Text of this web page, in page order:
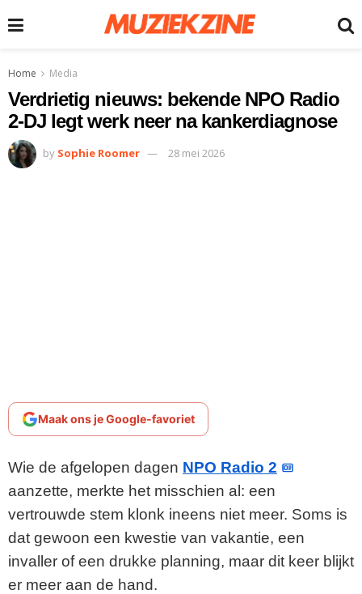
Home Media
Verdrietig nieuws: bekende NPO Radio
2-DJ legt werk neer na kankerdiagnose
by Sophie Roomer 28 mei 2026
Maak ons je Google-favoriet
Wie de afgelopen dagen NPO Radio 2
aanzette, merkte het misschien al: een
vertrouwde stem klonk ineens niet meer. Soms is
dat gewoon een kwestie van vakantie, een
invaller of een drukke planning, maar dit keer blijkt
er meer aan de hand.